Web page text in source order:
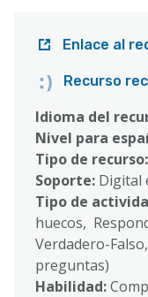
Enlace al
Recurso
Idioma del
Nivel para
Tipo de recurso:
Soporte: Digital
Tipo de
huecos,
Verdadero-
preguntas)
Habilidad: